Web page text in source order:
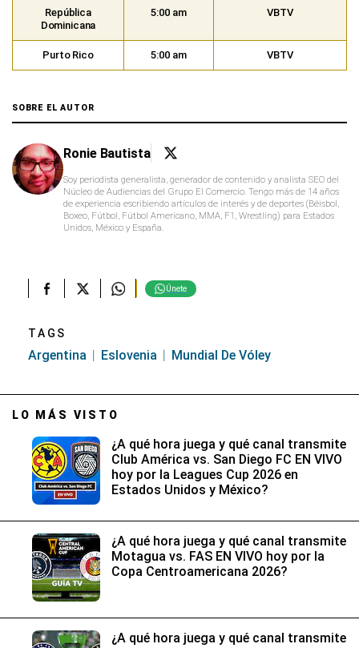
República
Dominicana
5:00 am VBTV
Purto Rico 5:00 am VBTV
SOBRE EL AUTOR
Ronie Bautista
Soy periodista generalista, generador de contenido y analista SEO del
Núcleo de Audiencias del Grupo El Comercio. Tengo más de 14 años
de experiencia escribiendo artículos de interés y de deportes (Béisbol,
Boxeo, Fútbol, Fútbol Americano, MMA, F1, Wrestling) para Estados
Unidos, México y España.
Únete
TAGS
Argentina Eslovenia Mundial De Vóley
LO MÁS VISTO
¿A qué hora juega y qué canal transmite
Club América vs. San Diego FC EN VIVO
hoy por la Leagues Cup 2026 en
Estados Unidos y México?
¿A qué hora juega y qué canal transmite
Motagua vs. FAS EN VIVO hoy por la
Copa Centroamericana 2026?
¿A qué hora juega y qué canal transmite